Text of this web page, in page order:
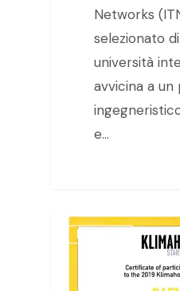
Networks
selezionato
università
avvicina a
e…
Notizie